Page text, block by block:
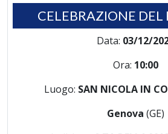
CELEBRAZIONE DEL
Data: 03/12/
Ora: 10:00
Luogo: SAN NICOLA IN
Genova (GE)